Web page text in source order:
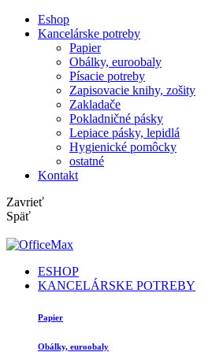
Eshop
Kancelárske potreby
Papier
Obálky, euroobaly
Písacie potreby
Zapisovacie knihy, zošity
Zakladače
Pokladničné pásky
Lepiace pásky, lepidlá
Hygienické pomôcky
ostatné
Kontakt
Zavrieť
Späť
ESHOP
KANCELÁRSKE POTREBY
Papier
Obálky, euroobaly